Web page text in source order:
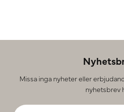
Missa inga nyheter eller
nyhetsbrev